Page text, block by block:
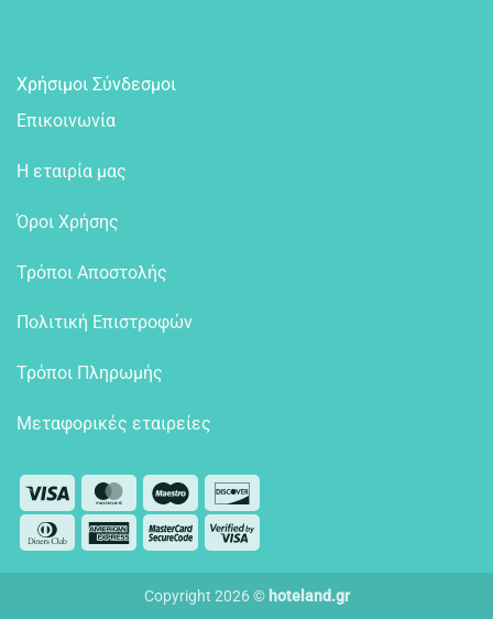
Χρήσιμοι Σύνδεσμοι
Επικοινωνία
Η εταιρία μας
Όροι Χρήσης
Τρόποι Αποστολής
Πολιτική Επιστροφών
Τρόποι Πληρωμής
Μεταφορικές εταιρείες
Visa MasterCardMaestro
Dinners
Club
American
Express
MasterCard
2
Visa
2
Copyright 2026 © hoteland.gr